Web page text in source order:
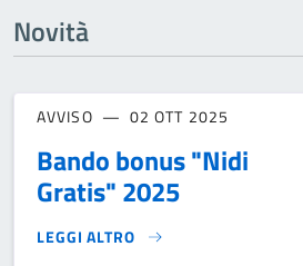
Novità
AVVISO 02 OTT 2025
Bando bonus "Nidi
Gratis" 2025
LEGGI ALTRO
BANDO BONUS "NIDI GRATIS" 2025}